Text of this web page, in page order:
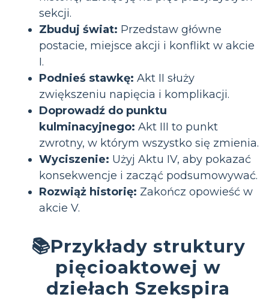
sekcji.
Zbuduj świat: Przedstaw główne
postacie, miejsce akcji i konflikt w akcie
I.
Podnieś stawkę: Akt II służy
zwiększeniu napięcia i komplikacji.
Doprowadź do punktu
kulminacyjnego: Akt III to punkt
zwrotny, w którym wszystko się zmienia.
Wyciszenie: Użyj Aktu IV, aby pokazać
konsekwencje i zacząć podsumowywać.
Rozwiąż historię: Zakończ opowieść w
akcie V.
📚Przykłady struktury
pięcioaktowej w
dziełach Szekspira